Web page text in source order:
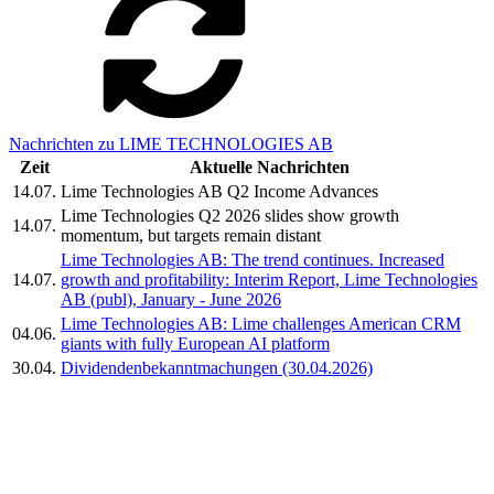
Nachrichten zu LIME TECHNOLOGIES AB
Zeit
Aktuelle Nachrichten
14.07. Lime Technologies AB Q2 Income Advances
14.07.
Lime Technologies Q2 2026 slides show growth
momentum, but targets remain distant
14.07.
Lime Technologies AB: The trend continues. Increased
growth and profitability: Interim Report, Lime Technologies
AB (publ), January - June 2026
04.06.
Lime Technologies AB: Lime challenges American CRM
giants with fully European AI platform
30.04. Dividendenbekanntmachungen (30.04.2026)